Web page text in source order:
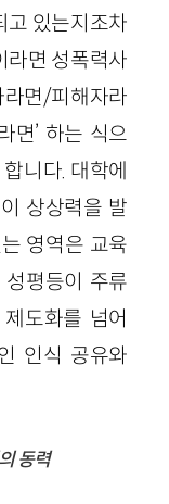
고 있는지조차
라면 성폭력사
라면/피해자라
면’ 하는 식으
니다. 대학에
상상력을 발
영역은 교육
평등이 주류
도화를 넘어
인식 공유와
동력